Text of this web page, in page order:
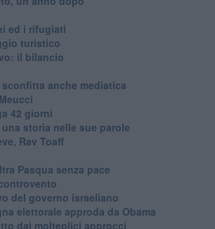
ed i rifugiati
turistico
il bilancio
anche mediatica
42 giorni
storia nelle sue parole
Rav Toaff
Pasqua senza pace
del governo israeliano
elettorale approda da Obama
dai molteplici approcci